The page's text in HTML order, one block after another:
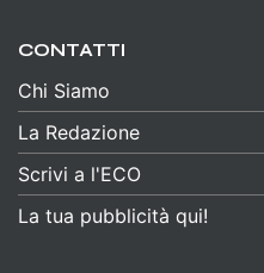
CONTATTI
Chi Siamo
La Redazione
Scrivi a l'ECO
La tua pubblicità qui!